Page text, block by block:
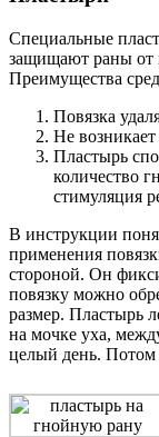
Специальные
защищают раны от
Преимущества
Повязка
Не возникает
Пластырь
количество
стимуляция
В инструкции
применения
стороной. Он
повязку можно
размер. Пластырь
на мочке уха,
целый день. Потом